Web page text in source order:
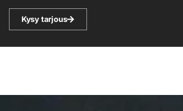
Kysy tarjous